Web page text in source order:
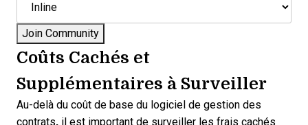
Coûts Cachés et
Supplémentaires à Surveiller
Au-delà du coût de base du logiciel de gestion des
contrats, il est important de surveiller les frais cachés